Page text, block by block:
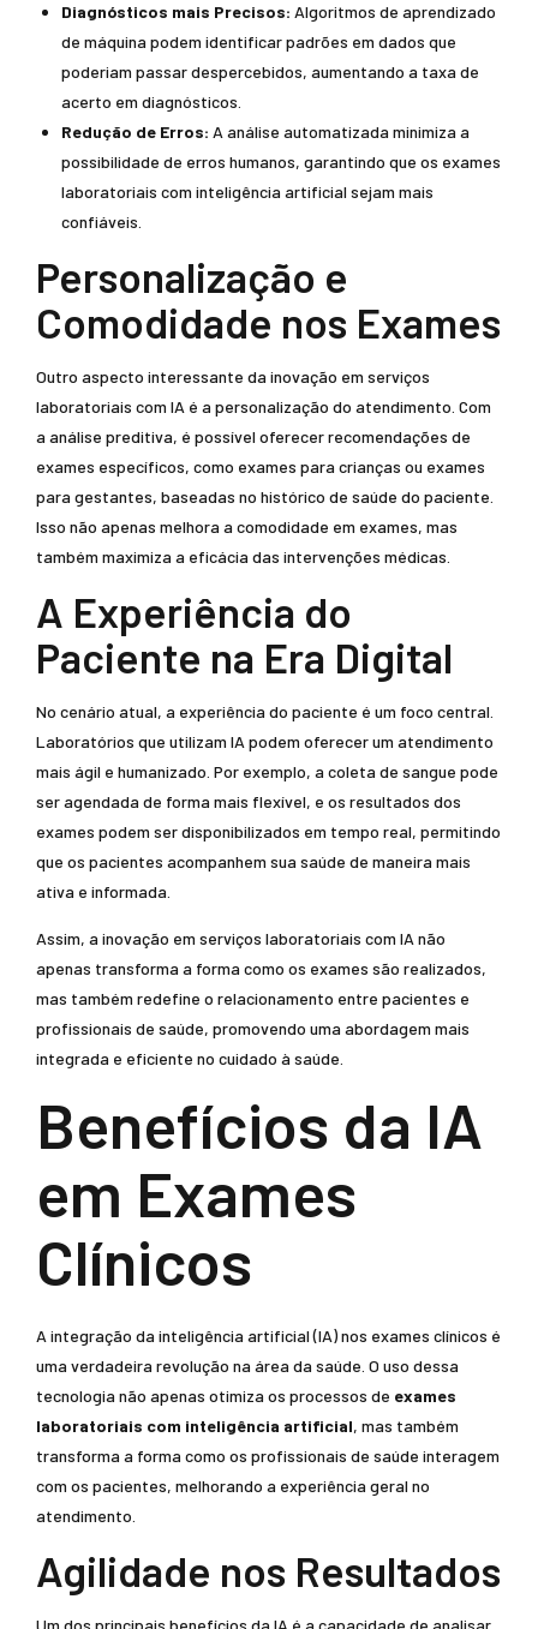
Diagnósticos mais Precisos: Algoritmos de aprendizado
de máquina podem identificar padrões em dados que
poderiam passar despercebidos, aumentando a taxa de
acerto em diagnósticos.
Redução de Erros: A análise automatizada minimiza a
possibilidade de erros humanos, garantindo que os exames
laboratoriais com inteligência artificial sejam mais
confiáveis.
Personalização e
Comodidade nos Exames
Outro aspecto interessante da inovação em serviços
laboratoriais com IA é a personalização do atendimento. Com
a análise preditiva, é possível oferecer recomendações de
exames específicos, como exames para crianças ou exames
para gestantes, baseadas no histórico de saúde do paciente.
Isso não apenas melhora a comodidade em exames, mas
também maximiza a eficácia das intervenções médicas.
A Experiência do
Paciente na Era Digital
No cenário atual, a experiência do paciente é um foco central.
Laboratórios que utilizam IA podem oferecer um atendimento
mais ágil e humanizado. Por exemplo, a coleta de sangue pode
ser agendada de forma mais flexível, e os resultados dos
exames podem ser disponibilizados em tempo real, permitindo
que os pacientes acompanhem sua saúde de maneira mais
ativa e informada.
Assim, a inovação em serviços laboratoriais com IA não
apenas transforma a forma como os exames são realizados,
mas também redefine o relacionamento entre pacientes e
profissionais de saúde, promovendo uma abordagem mais
integrada e eficiente no cuidado à saúde.
Benefícios da IA
em Exames
Clínicos
A integração da inteligência artificial (IA) nos exames clínicos é
uma verdadeira revolução na área da saúde. O uso dessa
tecnologia não apenas otimiza os processos de exames
laboratoriais com inteligência artificial, mas também
transforma a forma como os profissionais de saúde interagem
com os pacientes, melhorando a experiência geral no
atendimento.
Agilidade nos Resultados
Um dos principais benefícios da IA é a capacidade de analisar